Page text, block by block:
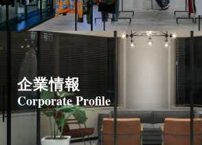
企業情報
Corporate Profile